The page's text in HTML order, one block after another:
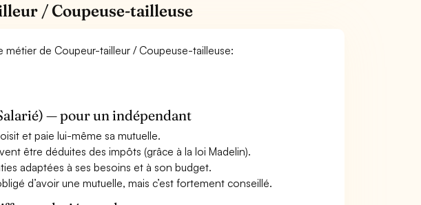
/ Coupeuse-tailleuse
métier de Coupeur-tailleur / Coupeuse-tailleuse:
— pour un indépendant
et paie lui-même sa mutuelle.
être déduites des impôts (grâce à la loi Madelin).
adaptées à ses besoins et à son budget.
d’avoir une mutuelle, mais c’est fortement conseillé.